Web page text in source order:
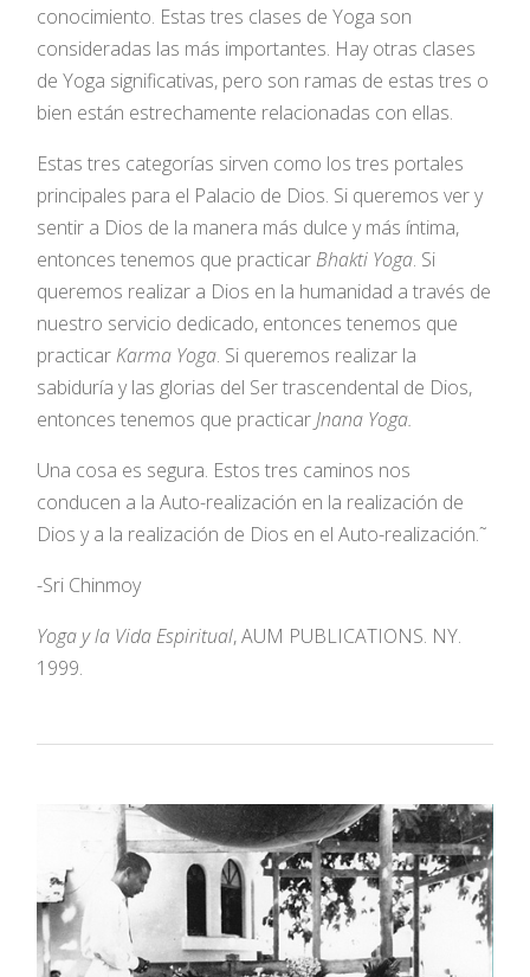
conocimiento. Estas tres clases de Yoga son
consideradas las más importantes. Hay otras clases
de Yoga significativas, pero son ramas de estas tres o
bien están estrechamente relacionadas con ellas.
Estas tres categorías sirven como los tres portales
principales para el Palacio de Dios. Si queremos ver y
sentir a Dios de la manera más dulce y más íntima,
entonces tenemos que practicar Bhakti Yoga. Si
queremos realizar a Dios en la humanidad a través de
nuestro servicio dedicado, entonces tenemos que
practicar Karma Yoga. Si queremos realizar la
sabiduría y las glorias del Ser trascendental de Dios,
entonces tenemos que practicar Jnana Yoga.
Una cosa es segura. Estos tres caminos nos
conducen a la Auto-realización en la realización de
Dios y a la realización de Dios en el Auto-realización.˜
-Sri Chinmoy
Yoga y la Vida Espiritual, AUM PUBLICATIONS. NY.
1999.